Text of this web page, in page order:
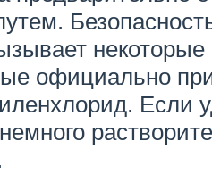
официально
Если